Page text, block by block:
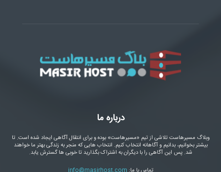
درباره ما
وبلاگ مسیرهاست تلاشی از تیم «مسیرهاست» بوده و برای انتقال آگاهی ایجاد شده است. تا
بیشتر بخوانیم، بدانیم و آگاهانه انتخاب کنیم. انتخاب هایی که منجر به زندگی بهتر ما خواهند
شد. پس این آگاهی را با دیگران به اشتراک بگذارید تا خوبی ها گسترش یابد.